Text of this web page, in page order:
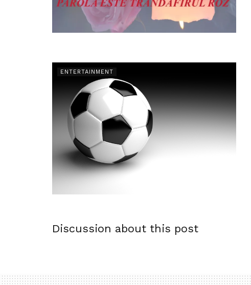
ENTERTAINMENT
Discussion about this post